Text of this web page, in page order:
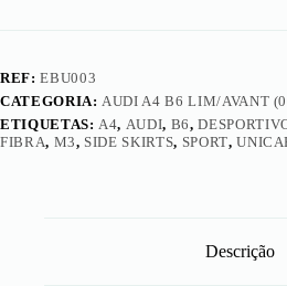
REF:EBU003
CATEGORIA:AUDI A4 B6 LIM/AVANT
ETIQUETAS:A4, AUDI, B6,
FIBRA, M3, SIDE SKIRTS, SPORT,
Descrição